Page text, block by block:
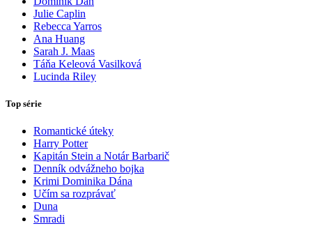
Julie Caplin
Rebecca Yarros
Ana Huang
Sarah J. Maas
Táňa Keleová Vasilková
Lucinda Riley
Top série
Romantické úteky
Harry Potter
Kapitán Stein a Notár Barbarič
Denník odvážneho bojka
Krimi Dominika Dána
Učím sa rozprávať
Duna
Smradi